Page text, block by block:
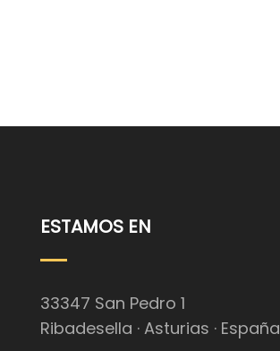
ESTAMOS EN
33347 San Pedro 1
Ribadesella · Asturias · España